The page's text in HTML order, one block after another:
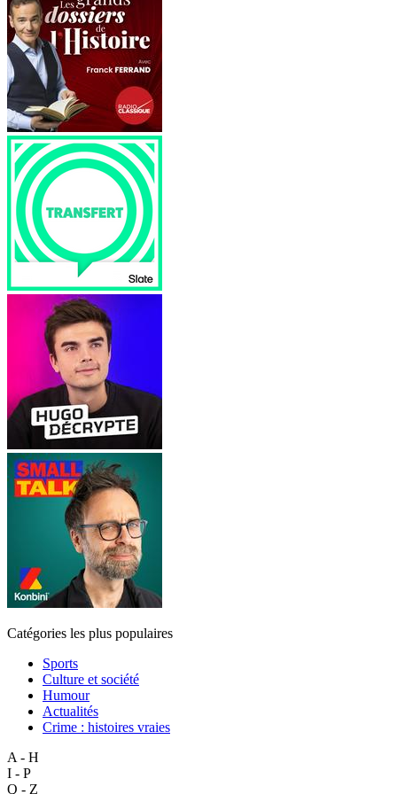
Catégories les plus populaires
Sports
Culture et société
Humour
Actualités
Crime : histoires vraies
A - H
I - P
Q - Z